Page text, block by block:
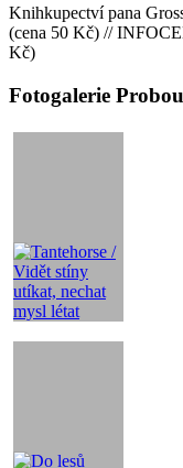
Knihkupectví pana
(cena 50 Kč) //
Kč)
Fotogalerie